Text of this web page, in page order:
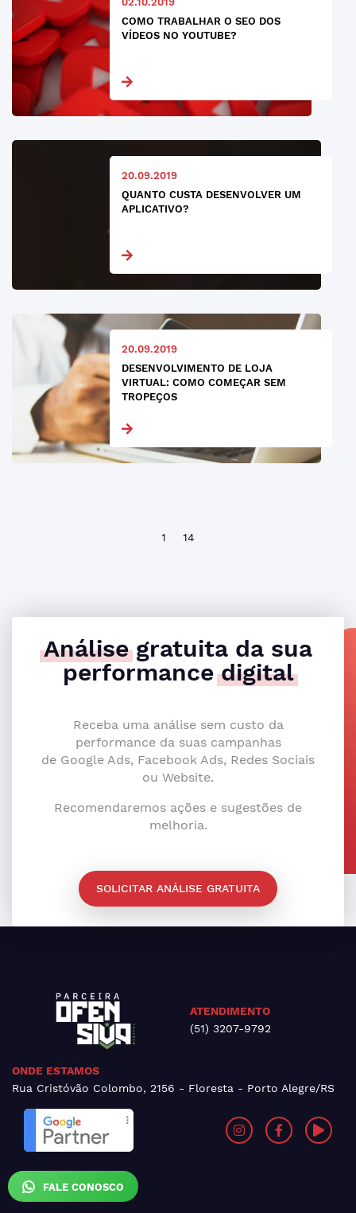
FALE CONOSCO
COMO TRABALHAR O SEO DOS
VÍDEOS NO YOUTUBE?
20.09.2019
QUANTO CUSTA DESENVOLVER UM
APLICATIVO?
20.09.2019
DESENVOLVIMENTO DE LOJA
VIRTUAL: COMO COMEÇAR SEM
TROPEÇOS
1 14
Análisegratuita da sua
performancedigital
Receba uma análise sem custo da
performance da suas campanhas
de Google Ads, Facebook Ads, Redes Sociais
ou Website.
Recomendaremos ações e sugestões de
melhoria.
SOLICITAR ANÁLISE GRATUITA
ATENDIMENTO
(51) 3207-9792
ONDE ESTAMOS
Rua Cristóvão Colombo, 2156 - Floresta - Porto Alegre/RS